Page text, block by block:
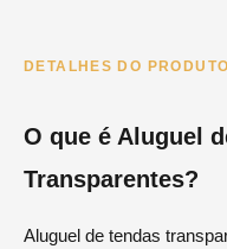
DETALHES DO PRODUTO
O que é Aluguel
Transparentes?
Aluguel de tendas